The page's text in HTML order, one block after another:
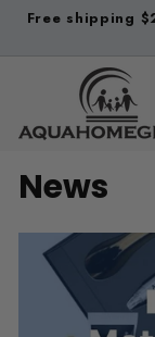
Free shipping
u
a
H
o
m
News